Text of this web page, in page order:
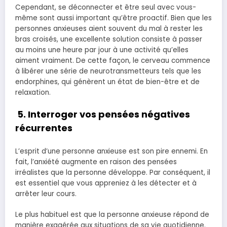
Cependant, se déconnecter et être seul avec vous-
même sont aussi important qu’être proactif. Bien que les
personnes anxieuses aient souvent du mal à rester les
bras croisés, une excellente solution consiste à passer
au moins une heure par jour à une activité qu’elles
aiment vraiment. De cette façon, le cerveau commence
à libérer une série de neurotransmetteurs tels que les
endorphines, qui génèrent un état de bien-être et de
relaxation.
5. Interroger vos pensées négatives
récurrentes
L’esprit d’une personne anxieuse est son pire ennemi. En
fait, l’anxiété augmente en raison des pensées
irréalistes que la personne développe. Par conséquent, il
est essentiel que vous appreniez à les détecter et à
arrêter leur cours.
Le plus habituel est que la personne anxieuse répond de
manière exagérée aux situations de sa vie quotidienne.